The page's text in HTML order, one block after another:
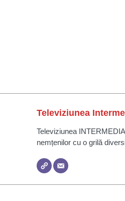
Televiziunea
Televiziunea
nemțenilor cu o grilă